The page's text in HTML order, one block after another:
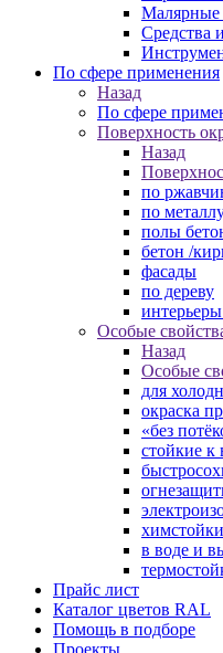
Малярные
Средства
По сфере применения
Назад
По сфере
Поверхность
Назад
по
по
полы
бетон /
фасады
по дереву
Особые
Назад
Особые
для
окраска
«без
стойкие
в воде и
Прайс лист
Каталог цветов RAL
Помощь в подборе
Проекты